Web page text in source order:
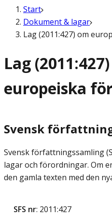
Start
Dokument & lagar
Lag (2011:427) om
Lag
europeiska
Svensk
Svensk författningssamling
lagar och förordningar. Om
den gamla texten med den
SFS nr: 2011:427